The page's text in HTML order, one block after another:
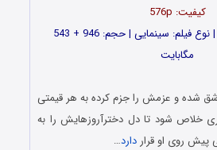
کیفیت: 576p
فرمت: MP4 + MKV | نوع فیلم: سینمایی | حجم: 946 + 543
مگابایت
شده و عزمش را جزم کرده به هر قیمتی
خلاص شود تا دل دخترآروزهایش را به
پیش روی او قراردارد…